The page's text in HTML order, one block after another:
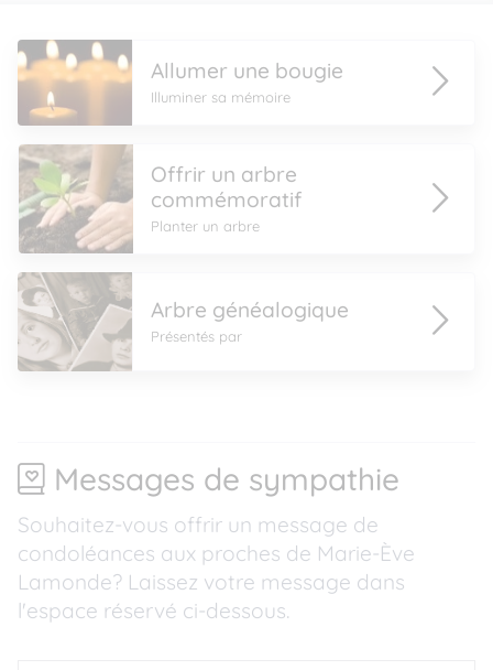
Allumer une bougie
Illuminer sa mémoire
Offrir un arbre
commémoratif
Planter un arbre
Arbre généalogique
Présentés par
Messages de sympathie
Souhaitez-vous offrir un message de
condoléances aux proches de Marie-Ève
Lamonde? Laissez votre message dans
l'espace réservé ci-dessous.